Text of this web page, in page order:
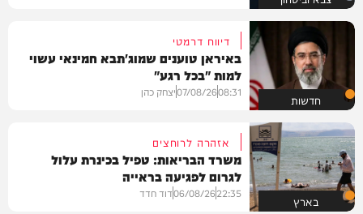
חדשות
דיווח דרמטי
באיראן טוענים שמוג'תבא חמינאי עשוי
למות "בכל רגע"
08:31
07/08/26יצחק כהן
בארץ
אזהרה לרוחצים
משרד הבריאות: טפיל בכינרת עלול
לגרום לפגיעה בראייה
22:35
06/08/26דוד חדד